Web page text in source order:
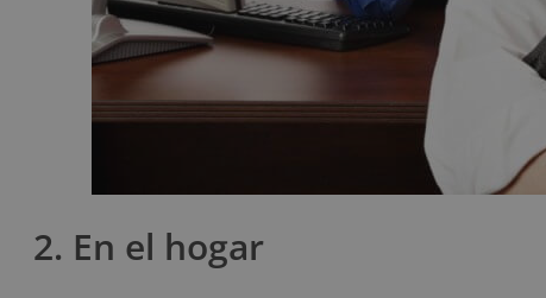
2. En el hogar